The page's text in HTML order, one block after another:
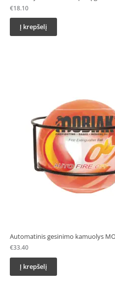
€18.10
Į krepšelį
Automatinis gesinimo kamuolys
€33.40
Į krepšelį